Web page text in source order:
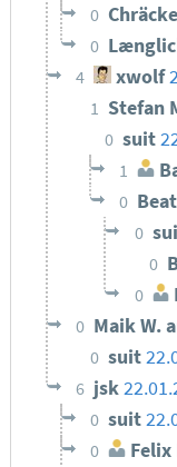
0
0
4 xwolf
1 Stefan
0 suit
1
0
0
0
0
0 Maik W.
0 suit
6 jsk
0 suit
0 Felix